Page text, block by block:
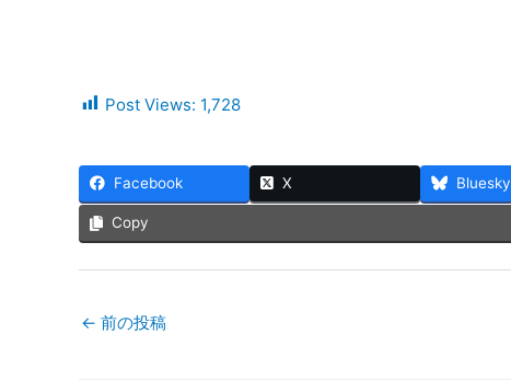
Post Views: 1,728
Facebook X Bluesky
Copy
← 前の投稿